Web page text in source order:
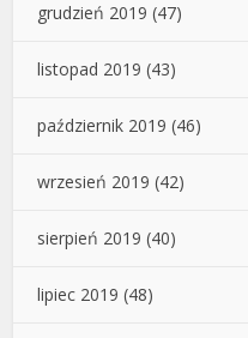
grudzień 2019 (47)
listopad 2019 (43)
październik 2019 (46)
wrzesień 2019 (42)
sierpień 2019 (40)
lipiec 2019 (48)